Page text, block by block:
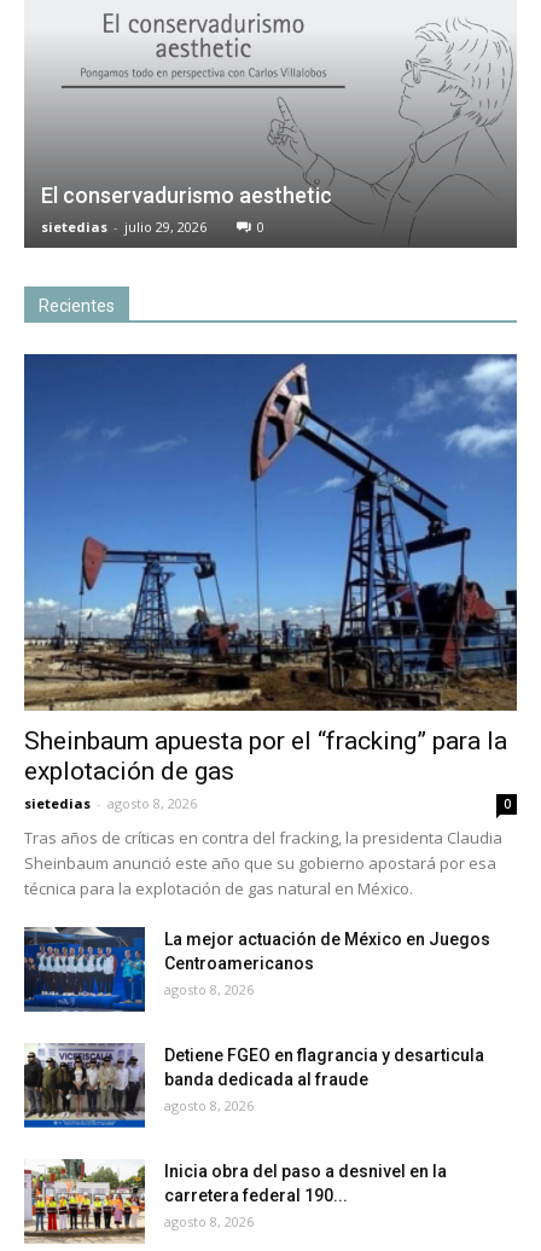
El conservadurismo aesthetic
sietedias - julio 29, 2026 0
Recientes
Sheinbaum apuesta por el “fracking” para la
explotación de gas
sietedias - agosto 8, 2026 0
Tras años de críticas en contra del fracking, la presidenta Claudia
Sheinbaum anunció este año que su gobierno apostará por esa
técnica para la explotación de gas natural en México.
La mejor actuación de México en Juegos
Centroamericanos
agosto 8, 2026
Detiene FGEO en flagrancia y desarticula
banda dedicada al fraude
agosto 8, 2026
Inicia obra del paso a desnivel en la
carretera federal 190...
agosto 8, 2026